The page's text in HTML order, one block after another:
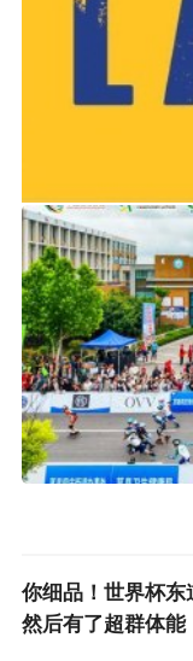
你细品！世界杯东
然后有了超群体能